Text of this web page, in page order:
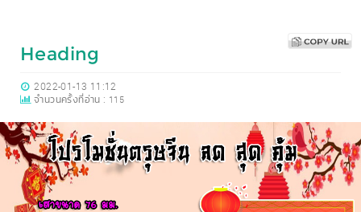
Heading
2022-01-13 11:12
จำนวนครั้งที่อ่าน : 115